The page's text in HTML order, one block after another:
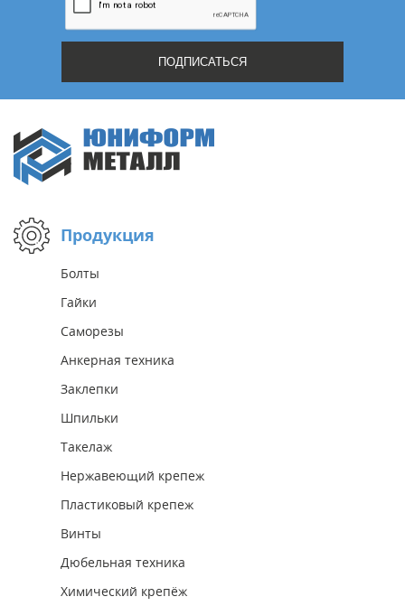
Продукция
Болты
Гайки
Саморезы
Анкерная техника
Заклепки
Шпильки
Такелаж
Нержавеющий крепеж
Пластиковый крепеж
Винты
Дюбельная техника
Химический крепёж